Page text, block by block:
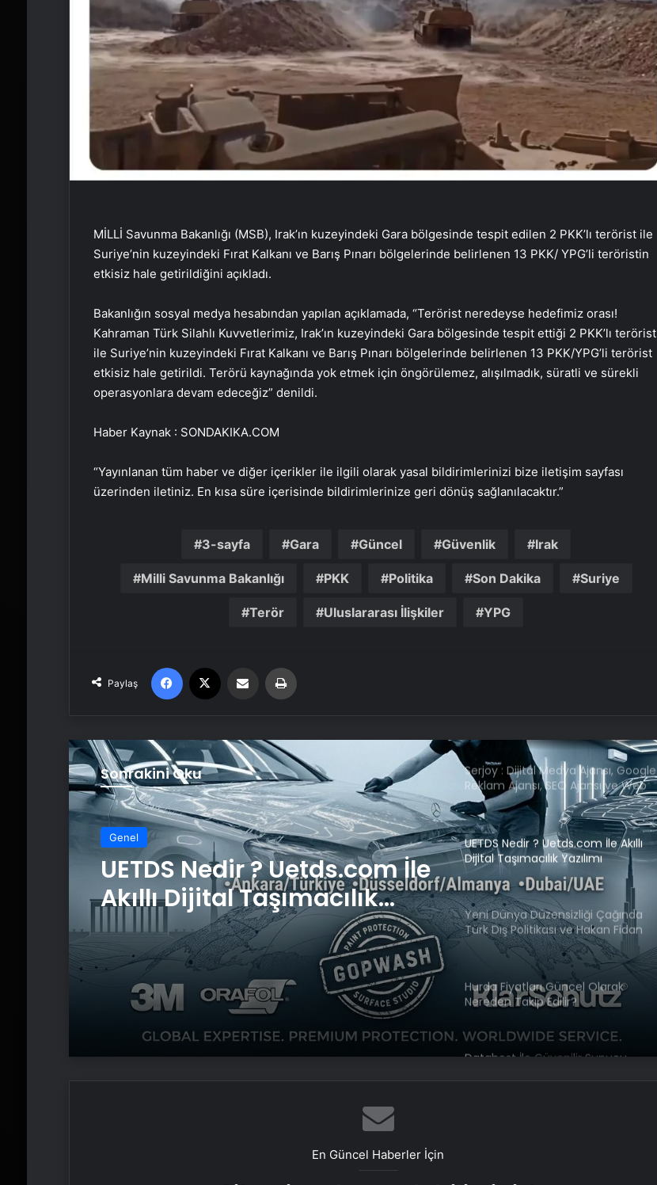
MİLLİ Savunma Bakanlığı (MSB), Irak’ın kuzeyindeki Gara bölgesinde tespit edilen 2 PKK’lı terörist ile
Suriye’nin kuzeyindeki Fırat Kalkanı ve Barış Pınarı bölgelerinde belirlenen 13 PKK/ YPG’li teröristin
etkisiz hale getirildiğini açıkladı.
Bakanlığın sosyal medya hesabından yapılan açıklamada, “Terörist neredeyse hedefimiz orası!
Kahraman Türk Silahlı Kuvvetlerimiz, Irak’ın kuzeyindeki Gara bölgesinde tespit ettiği 2 PKK’lı terörist
ile Suriye’nin kuzeyindeki Fırat Kalkanı ve Barış Pınarı bölgelerinde belirlenen 13 PKK/YPG’li terörist
etkisiz hale getirildi. Terörü kaynağında yok etmek için öngörülemez, alışılmadık, süratli ve sürekli
operasyonlara devam edeceğiz” denildi.
Haber Kaynak : SONDAKIKA.COM
“Yayınlanan tüm haber ve diğer içerikler ile ilgili olarak yasal bildirimlerinizi bize iletişim sayfası
üzerinden iletiniz. En kısa süre içerisinde bildirimlerinize geri dönüş sağlanılacaktır.”
3-sayfa Gara Güncel Güvenlik Irak
Milli Savunma Bakanlığı PKK Politika Son Dakika Suriye
Terör Uluslararası İlişkiler YPG
Paylaş
Facebook Email'den paylaş
Sonrakini Oku
Genel
UETDS Nedir ? Uetds.com İle
Akıllı Dijital Taşımacılık
Yazılımı
Bozulmuş meze, et ve et ürünleri
kullanan restoran mühürlendi
Temsilcisi kararı AB’nin iç meselesi
Serjoy : Dijital Medya Ajansı, Google
Reklam Ajansı, SEO Ajansı ve Web
Tasarım Ajansı
UETDS Nedir ? Uetds.com İle Akıllı
Dijital Taşımacılık Yazılımı
Yeni Dünya Düzensizliği Çağında
Türk Dış Politikası ve Hakan Fidan
Faktörü
Hurda Fiyatları Güncel Olarak
Nereden Takip Edilir?
Datahost İle Güvenilir Sunucu
En Güncel Haberler İçin